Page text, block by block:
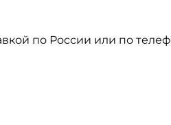
по России или по